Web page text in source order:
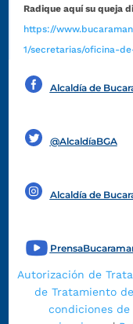
Radique aquí su queja
https://
1/secretarias/oficina-
Alcaldía de
@AlcaldíaBGA
Alcaldía de
Autorización de
de Tratamiento
condiciones de